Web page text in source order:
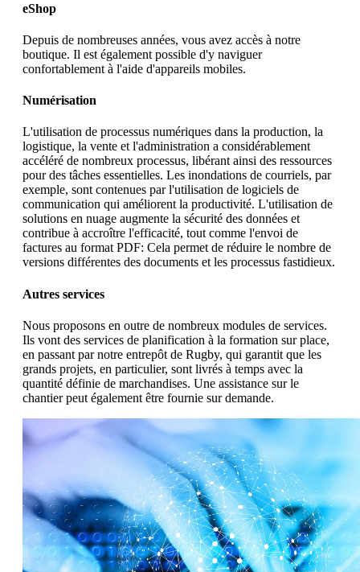
eShop
Depuis de nombreuses années, vous avez accès à notre
boutique. Il est également possible d'y naviguer
confortablement à l'aide d'appareils mobiles.
Numérisation
L'utilisation de processus numériques dans la production, la
logistique, la vente et l'administration a considérablement
accéléré de nombreux processus, libérant ainsi des ressources
pour des tâches essentielles. Les inondations de courriels, par
exemple, sont contenues par l'utilisation de logiciels de
communication qui améliorent la productivité. L'utilisation de
solutions en nuage augmente la sécurité des données et
contribue à accroître l'efficacité, tout comme l'envoi de
factures au format PDF: Cela permet de réduire le nombre de
versions différentes des documents et les processus fastidieux.
Autres services
Nous proposons en outre de nombreux modules de services.
Ils vont des services de planification à la formation sur place,
en passant par notre entrepôt de Rugby, qui garantit que les
grands projets, en particulier, sont livrés à temps avec la
quantité définie de marchandises. Une assistance sur le
chantier peut également être fournie sur demande.